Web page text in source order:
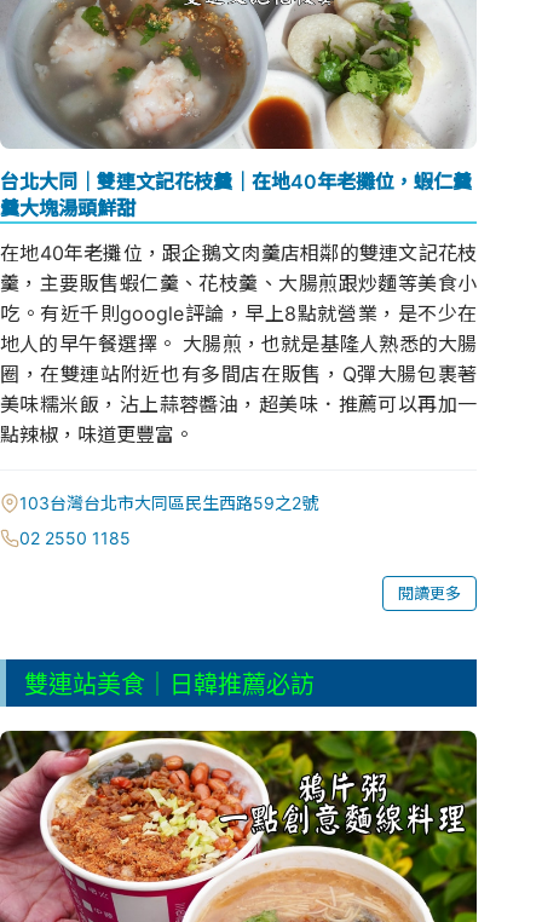
台北大同｜雙連文記花枝羹｜在地40年老攤位，蝦仁羹
羹大塊湯頭鮮甜
在地40年老攤位，跟企鵝文肉羹店相鄰的雙連文記花枝
羹，主要販售蝦仁羹、花枝羹、大腸煎跟炒麵等美食小
吃。有近千則google評論，早上8點就營業，是不少在
地人的早午餐選擇。 大腸煎，也就是基隆人熟悉的大腸
圈，在雙連站附近也有多間店在販售，Q彈大腸包裹著
美味糯米飯，沾上蒜蓉醬油，超美味．推薦可以再加一
點辣椒，味道更豐富。
103台灣台北市大同區民生西路59之2號
02 2550 1185
閱讀更多
雙連站美食｜日韓推薦必訪